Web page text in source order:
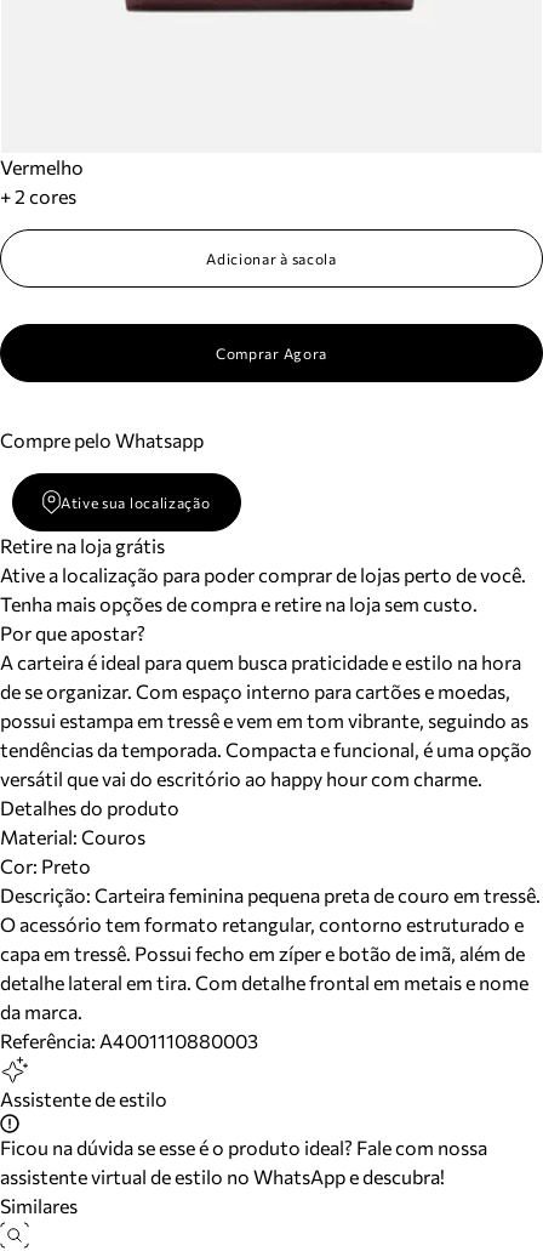
Vermelho
+ 2 cores
Adicionar à sacola
Comprar Agora
Compre pelo Whatsapp
Ative sua localização
Retire na loja grátis
Ative a localização para poder comprar de lojas perto de você.
Tenha mais opções de compra e retire na loja sem custo.
Por que apostar?
A carteira é ideal para quem busca praticidade e estilo na hora
de se organizar. Com espaço interno para cartões e moedas,
possui estampa em tressê e vem em tom vibrante, seguindo as
tendências da temporada. Compacta e funcional, é uma opção
versátil que vai do escritório ao happy hour com charme.
Detalhes do produto
Material: Couros
Cor: Preto
Descrição: Carteira feminina pequena preta de couro em tressê.
O acessório tem formato retangular, contorno estruturado e
capa em tressê. Possui fecho em zíper e botão de imã, além de
detalhe lateral em tira. Com detalhe frontal em metais e nome
da marca.
Referência: A4001110880003
Assistente de estilo
Ficou na dúvida se esse é o produto ideal? Fale com nossa
assistente virtual de estilo no WhatsApp e descubra!
Similares